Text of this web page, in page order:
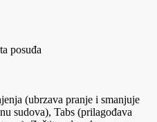
posuđa
(ubrzava pranje i smanjuje
sudova), Tabs (prilagođava